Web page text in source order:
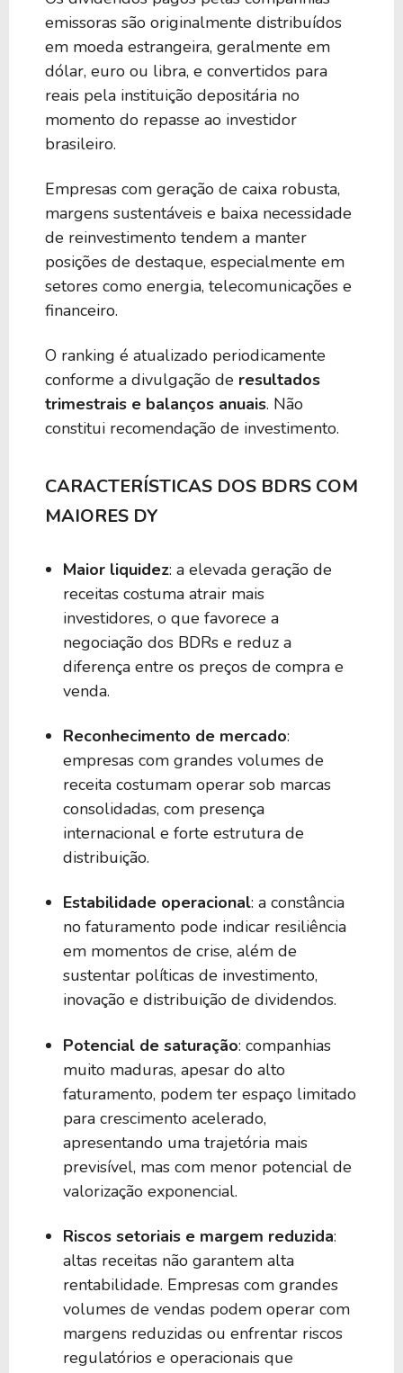
BHDV39 4,00%
RIOT34 3,94% 15,77%
V1IP34 3,87%
N1GG34 3,86%
O2HI34 3,86%
P1FG34 3,70%
E1CO34
R1IN34 3,61%
R1EL34 3,61%
BGOZ39 3,56%
CMCS34 3,54%
BSTI39 3,50% -
H1SB34 3,48%
S1SL34 3,45% 2,69%
CLXC34 3,44% 1,76%
emissoras são originalmente distribuídos
em moeda estrangeira, geralmente em
dólar, euro ou libra, e convertidos para
reais pela instituição depositária no
momento do repasse ao investidor
brasileiro.
Empresas com geração de caixa robusta,
margens sustentáveis e baixa necessidade
de reinvestimento tendem a manter
posições de destaque, especialmente em
setores como energia, telecomunicações e
financeiro.
O ranking é atualizado periodicamente
conforme a divulgação de resultados
trimestrais e balanços anuais. Não
constitui recomendação de investimento.
CARACTERÍSTICAS DOS BDRS COM
MAIORES DY
Maior liquidez: a elevada geração de
receitas costuma atrair mais
investidores, o que favorece a
negociação dos BDRs e reduz a
diferença entre os preços de compra e
venda.
Reconhecimento de mercado:
empresas com grandes volumes de
receita costumam operar sob marcas
consolidadas, com presença
internacional e forte estrutura de
distribuição.
Estabilidade operacional: a constância
no faturamento pode indicar resiliência
em momentos de crise, além de
sustentar políticas de investimento,
inovação e distribuição de dividendos.
Potencial de saturação: companhias
muito maduras, apesar do alto
faturamento, podem ter espaço limitado
para crescimento acelerado,
apresentando uma trajetória mais
previsível, mas com menor potencial de
valorização exponencial.
Riscos setoriais e margem reduzida:
altas receitas não garantem alta
rentabilidade. Empresas com grandes
volumes de vendas podem operar com
margens reduzidas ou enfrentar riscos
regulatórios e operacionais que